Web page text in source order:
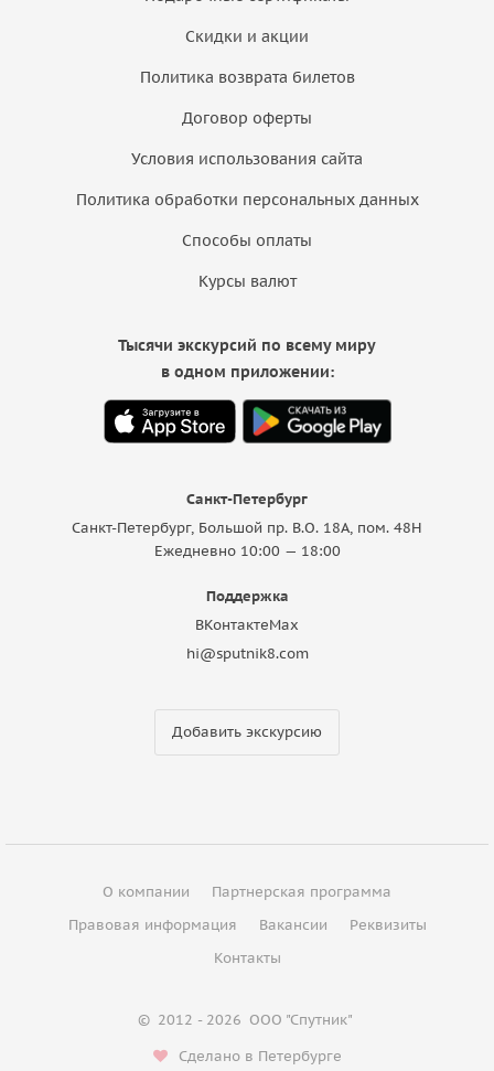
Скидки и акции
Политика возврата билетов
Договор оферты
Условия использования сайта
Политика обработки персональных данных
Способы оплаты
Курсы валют
Санкт-Петербург
Санкт-Петербург, Большой пр. В.О. 18A, пом. 48Н
Ежедневно 10:00 — 18:00
Поддержка
ВКонтактеMax
hi@sputnik8.com
Добавить экскурсию
Тысячи экскурсий по всему миру
в одном приложении:
О компании
Партнерская программа
Правовая информация
Вакансии
Реквизиты
Контакты
© 2012 - 2026 ООО "Спутник"
Сделано в Петербурге